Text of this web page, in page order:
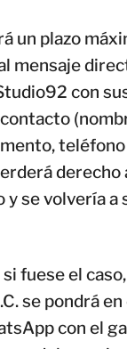
un plazo
mensaje
con
teléfono
derecho
se volvería a
fuese el
se pondrá
con el